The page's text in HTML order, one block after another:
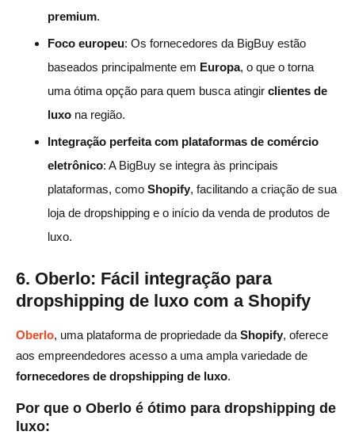
premium.
Foco europeu: Os fornecedores da BigBuy estão
baseados principalmente em Europa, o que o torna
uma ótima opção para quem busca atingir clientes de
luxo na região.
Integração perfeita com plataformas de comércio
eletrônico: A BigBuy se integra às principais
plataformas, como Shopify, facilitando a criação de sua
loja de dropshipping e o início da venda de produtos de
luxo.
6. Oberlo: Fácil integração para
dropshipping de luxo com a Shopify
Oberlo, uma plataforma de propriedade da Shopify, oferece
aos empreendedores acesso a uma ampla variedade de
fornecedores de dropshipping de luxo.
Por que o Oberlo é ótimo para dropshipping de
luxo: